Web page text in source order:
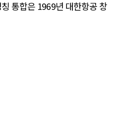
통합은 1969년 대한항공 창